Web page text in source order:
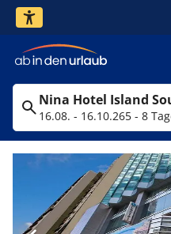
Nina Hotel Island
16.08. - 16.10.265 - 8